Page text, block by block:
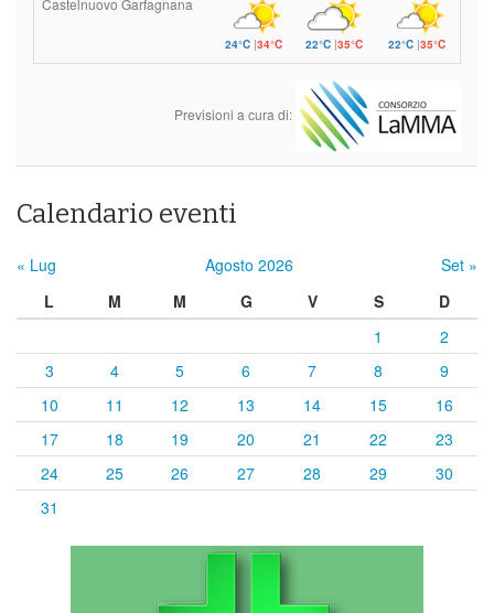
24°C|34°C 22°C|35°C 22°C |35°C
Previsioni a cura di:
Calendario eventi
« Lug Agosto 2026
Set »
L
M M G V S
D
1
2
3
4 5 6 7 8
9
10
11 12 13 14 15
16
17
18 19 20 21 22
23
24
25 26 27 28 29
30
31